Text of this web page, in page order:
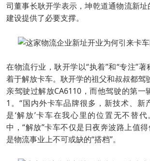
司董事长耿开学表示，坤乾道通物流新
建设提供了必要支撑。
在物流行业，耿开学以“执着”和“专注”
着于解放卡车。耿开学的祖父和叔叔都驾
亲驾驶过解放CA6110，而他驾驶的第一
1。“国内外卡车品牌很多，新技术、新
是‘解放’卡车在我心里的位置无不替
中，“解放”卡车不仅是日夜奔波路上值
是物流事业上不可或缺的“搭档”。